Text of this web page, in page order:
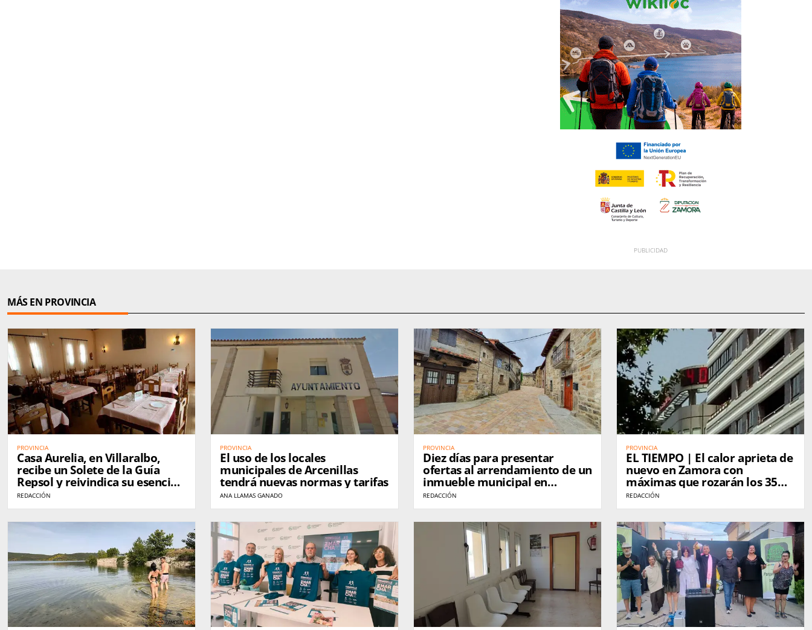
MÁS EN PROVINCIA
PROVINCIA
Casa Aurelia, en Villaralbo,
recibe un Solete de la Guía
Repsol y reivindica su esencia
tras 37 años de historia
REDACCIÓN
PROVINCIA
El uso de los locales
municipales de Arcenillas
tendrá nuevas normas y tarifas
ANA LLAMAS GANADO
PROVINCIA
Diez días para presentar
ofertas al arrendamiento de un
inmueble municipal en
Villardeciervos
REDACCIÓN
PROVINCIA
EL TIEMPO | El calor aprieta de
nuevo en Zamora con
máximas que rozarán los 35
grados este jueves
REDACCIÓN